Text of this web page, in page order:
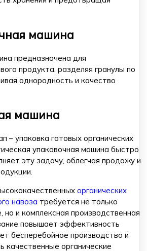
машина
предназначена для
продукта, разделяя гранулы по
однородность и качество
машина
– упаковка готовых органических
упаковочная машина быстро
эту задачу, облегчая продажу и
органических
навоза требуется не только
но и комплексная производственная
повышает эффективность
бесперебойное производство и
качественные органические